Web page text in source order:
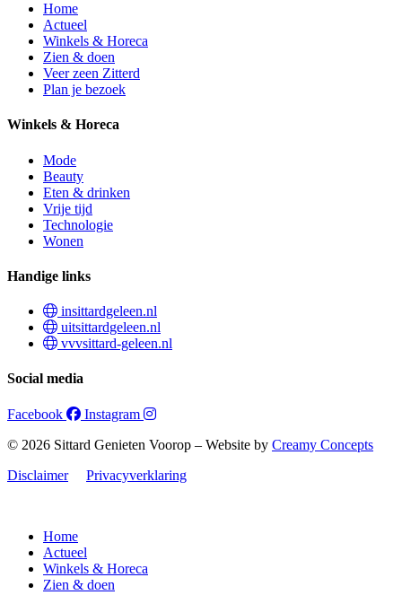
Home
Actueel
Winkels & Horeca
Zien & doen
Veer zeen Zitterd
Plan je bezoek
Winkels & Horeca
Mode
Beauty
Eten & drinken
Vrije tijd
Technologie
Wonen
Handige links
insittardgeleen.nl
uitsittardgeleen.nl
vvvsittard-geleen.nl
Social media
Facebook
Instagram
© 2026 Sittard Genieten Voorop – Website by Creamy Concepts
Disclaimer
Privacyverklaring
Home
Actueel
Winkels & Horeca
Zien & doen